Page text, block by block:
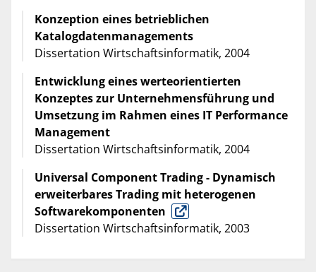
Konzeption eines betrieblichen
Katalogdatenmanagements
Dissertation Wirtschaftsinformatik, 2004
Entwicklung eines werteorientierten
Konzeptes zur Unternehmensführung und
Umsetzung im Rahmen eines IT Performance
Management
Dissertation Wirtschaftsinformatik, 2004
Universal Component Trading - Dynamisch
erweiterbares Trading mit heterogenen
Softwarekomponenten
Dissertation Wirtschaftsinformatik, 2003